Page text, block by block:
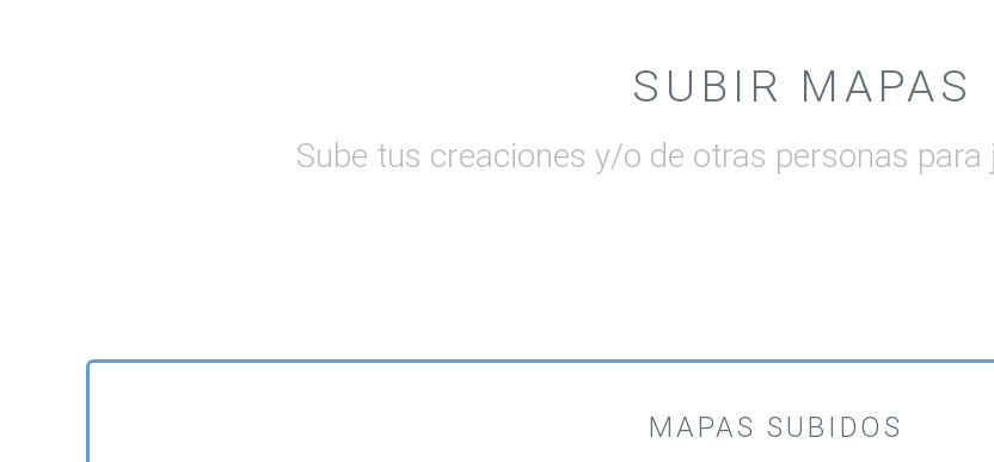
SUBIR MAPAS
Sube tus creaciones y/o de otras personas para
MAPAS SUBIDOS